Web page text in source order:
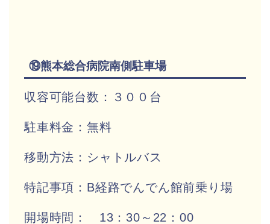
⑲熊本総合病院南側駐車場
収容可能台数：３００台
駐車料金：無料
移動方法：シャトルバス
特記事項：B経路でんでん館前乗り場
開場時間： 13：30～22：00